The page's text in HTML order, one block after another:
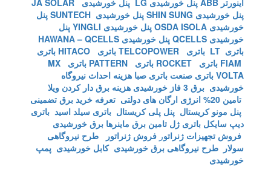
اینورتر ABB
پنل خورشیدی LG
پنل خورشیدی JA SOLAR
پنل خورشیدی SHIN SUNG
پنل خورشیدی SUNTECH
پنل
خورشیدی OSDA ISOLA
پنل خورشیدی YINGLI
پنل
خورشیدی QCELLS
پنل خورشیدی HAWANA – QCELLS
باتری LT
باتری TELCOPOWER باتری HITACO
باتری
باتری ROCKET باتری PATTERN
باتری MX
VOLTA باتری صنعت باتری صبا هزینه احداث نیروگاه
خورشیدی برق 3 فاز خورشیدی
هزینه برق دار کردن ویلا
تامین 20% انرژی ارگان های دولتی
تعرفه خرید برق تضمینی
پنل مونو کریستال پنل پلی کریستال باتری سیلد اسید باتری
دیپ سایکل باتری ژل تامین برق ماینرها برق خورشیدی
فروش تجهیزات ژنراتور فروش ژنراتور
طرح نیروگاهی
سولار طرح نیروگاهی برق خورشیدی کابل خورشیدی پمپ
خورشیدی